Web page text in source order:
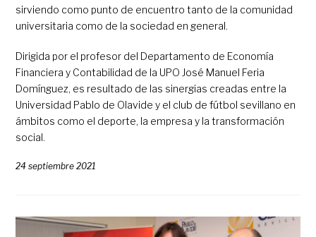
sirviendo como punto de encuentro tanto de la comunidad
universitaria como de la sociedad en general.
Dirigida por el profesor del Departamento de Economía
Financiera y Contabilidad de la UPO José Manuel Feria
Domínguez, es resultado de las sinergias creadas entre la
Universidad Pablo de Olavide y el club de fútbol sevillano en
ámbitos como el deporte, la empresa y la transformación
social.
24 septiembre 2021